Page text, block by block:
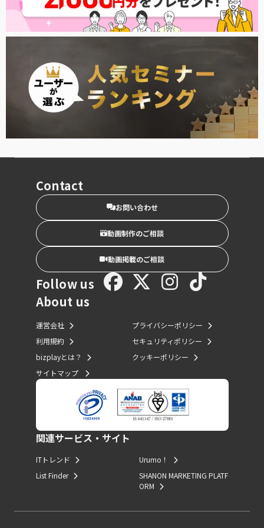
Contact
お問い合わせ
動画制作のご相談
動画掲載のご相談
Follow us
About us
運営会社
利用規約
bizplayとは？
サイトマップ
プライバシーポリシー
セキュリティポリシー
クッキーポリシー
関連サービス・サイト
ITトレンド
List Finder
Urumo！
SHANON MARKETING PLATF
ORM